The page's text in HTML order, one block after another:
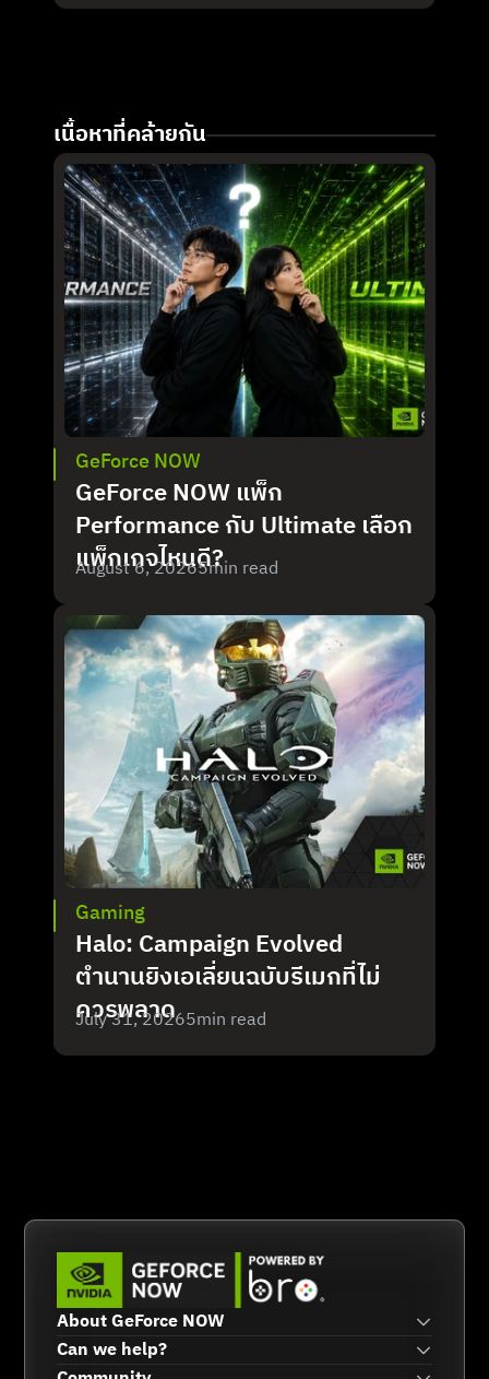
เนื้อหาที่คล้ายกัน
GeForce NOW
GeForce NOW แพ็ก
Performance กับ Ultimate เลือก
แพ็กเกจไหนดี?
August 6, 20265min read
Gaming
Halo: Campaign Evolved
ตำนานยิงเอเลี่ยนฉบับรีเมกที่ไม่
ควรพลาด
July 31, 20265min read
About GeForce NOW
Can we help?